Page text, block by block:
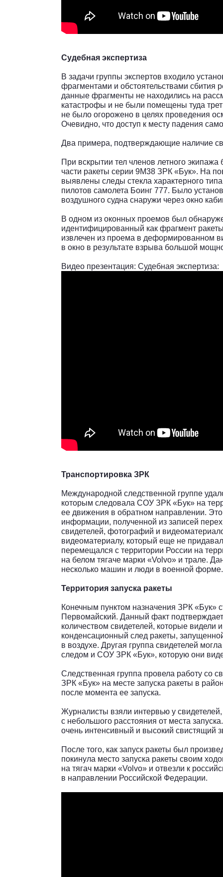
Судебная экспертиза
В задачи группы экспертов входило
фрагментами и обстоятельствами сбития
данные фрагменты не находились на
катастрофы и не были помещены туда
не было огорожено в целях проведения
Очевидно, что доступ к месту падения
Два примера, подтверждающие наличие
При вскрытии тел членов летного
части ракеты серии 9М38 ЗРК «Бук». На
выявлены следы стекла характерного
пилотов самолета Боинг 777. Было
воздушного судна снаружи через окно
В одном из оконных проемов был
идентифицированный как фрагмент
извлечен из проема в деформированном
в окно в результате взрыва большой
Видео презентация: Судебная экспертиза:
Транспортировка ЗРК
Международной следственной группе
которым следовала СОУ ЗРК «Бук» на
ее движения в обратном направлении.
информации, полученной из записей
свидетелей, фотографий и
видеоматериалу, который еще не
перемещался с территории России на
на белом тягаче марки «Volvo» и трале.
несколько машин и люди в военной форме.
Территория запуска ракеты
Конечным пунктом назначения ЗРК «Бук»
Первомайский. Данный факт
количеством свидетелей, которые видели
конденсационный след ракеты,
в воздухе. Другая группа свидетелей
следом и СОУ ЗРК «Бук», которую они
Следственная группа провела работу со
ЗРК «Бук» на месте запуска ракеты в
после момента ее запуска.
Журналисты взяли интервью у
с небольшого расстояния от места
очень интенсивный и высокий свистящий
После того, как запуск ракеты был
покинула место запуска ракеты своим
на тягач марки «Volvo» и отвезли к
в направлении Российской Федерации.